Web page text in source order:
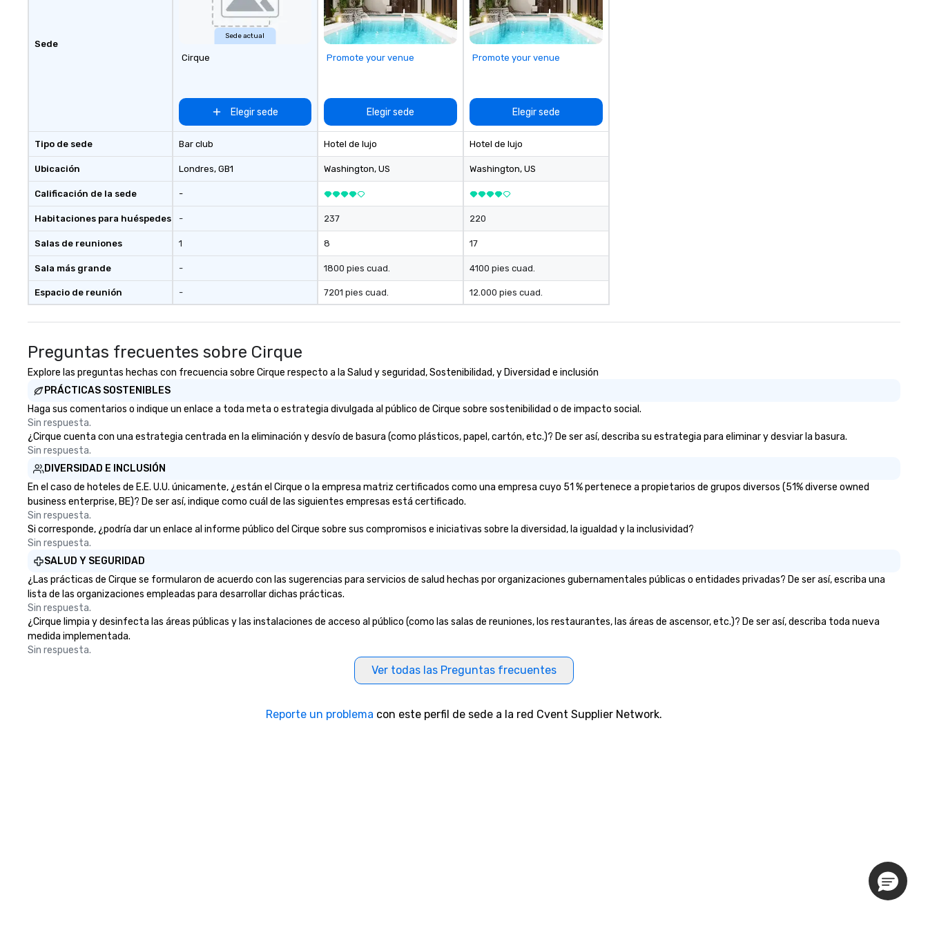
Sede
Tipo de sede
Ubicación
Calificación de la sede
Habitaciones para huéspedes
Salas de reuniones
Sala más grande
Espacio de reunión
Sede actual
Cirque
Elegir sede
Bar club
Londres, GB1
-
-
1
-
-
Promote your venue
Elegir sede
Hotel de lujo
Washington, US
237
8
1800 pies cuad.
7201 pies cuad.
Promote your venue
Elegir sede
Hotel de lujo
Washington, US
220
17
4100 pies cuad.
12.000 pies cuad.
Preguntas frecuentes sobre Cirque
Explore las preguntas hechas con frecuencia sobre Cirque respecto a la Salud y seguridad, Sostenibilidad, y Diversidad e inclusión
PRÁCTICAS SOSTENIBLES
Haga sus comentarios o indique un enlace a toda meta o estrategia divulgada al público de Cirque sobre sostenibilidad o de impacto social.
Sin respuesta.
¿Cirque cuenta con una estrategia centrada en la eliminación y desvío de basura (como plásticos, papel, cartón, etc.)? De ser así, describa su estrategia para eliminar y desviar la basura.
Sin respuesta.
DIVERSIDAD E INCLUSIÓN
En el caso de hoteles de E.E. U.U. únicamente, ¿están el Cirque o la empresa matriz certificados como una empresa cuyo 51 % pertenece a propietarios de grupos diversos (51% diverse owned
business enterprise, BE)? De ser así, indique como cuál de las siguientes empresas está certificado.
Sin respuesta.
Si corresponde, ¿podría dar un enlace al informe público del Cirque sobre sus compromisos e iniciativas sobre la diversidad, la igualdad y la inclusividad?
Sin respuesta.
SALUD Y SEGURIDAD
¿Las prácticas de Cirque se formularon de acuerdo con las sugerencias para servicios de salud hechas por organizaciones gubernamentales públicas o entidades privadas? De ser así, escriba una
lista de las organizaciones empleadas para desarrollar dichas prácticas.
Sin respuesta.
¿Cirque limpia y desinfecta las áreas públicas y las instalaciones de acceso al público (como las salas de reuniones, los restaurantes, las áreas de ascensor, etc.)? De ser así, describa toda nueva
medida implementada.
Sin respuesta.
Ver todas las Preguntas frecuentes
Reporte un problema con este perfil de sede a la red Cvent Supplier Network.